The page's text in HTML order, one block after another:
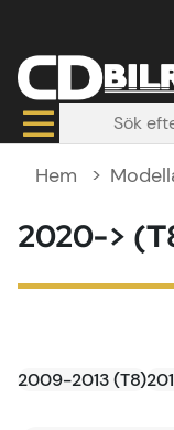
Hem
2020->
2009-2013 (T8)